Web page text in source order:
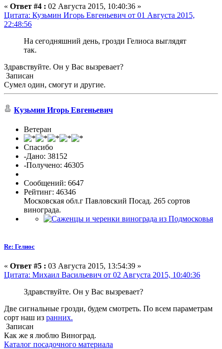
« Ответ #4 : 02 Августа 2015, 10:40:36 »
Цитата: Кузьмин Игорь Евгеньевич от 01 Августа 2015,
22:48:56
На сегодняшний день, грозди Гелиоса выглядят
так.
Здравствуйте. Он у Вас вызревает?
Записан
Сумел один, смогут и другие.
Кузьмин Игорь Евгеньевич
Ветеран
Спасибо
-Дано: 38152
-Получено: 46305
Сообщений: 6647
Рейтинг: 46346
Московская обл.г Павловский Посад. 265 сортов
винограда.
Re: Гелиос
« Ответ #5 : 03 Августа 2015, 13:54:39 »
Цитата: Михаил Васильевич от 02 Августа 2015, 10:40:36
Здравствуйте. Он у Вас вызревает?
Две сигнальные грозди, будем смотреть. По всем параметрам
сорт наш из ранних.
Записан
Как же я люблю Виноград.
Каталог посадочного материала